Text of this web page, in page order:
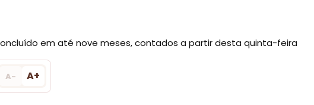
em até nove meses, contados a partir desta quinta-feira
A- A+